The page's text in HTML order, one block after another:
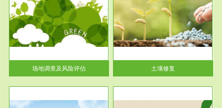
场地调查及风险评估
土壤修复
土壤修复